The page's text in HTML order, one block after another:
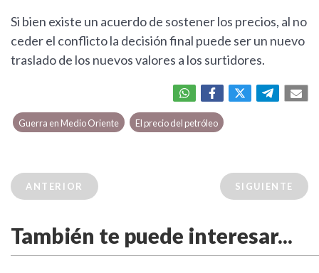
Si bien existe un acuerdo de sostener los precios, al no
ceder el conflicto la decisión final puede ser un nuevo
traslado de los nuevos valores a los surtidores.
Guerra en Medio Oriente El precio del petróleo
ANTERIOR SIGUIENTE
También te puede interesar...